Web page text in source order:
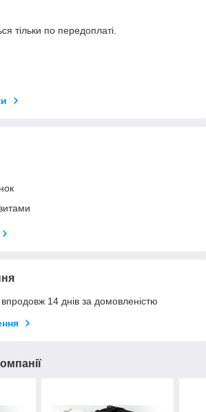
тільки по передоплаті.
14 днів за домовленістю